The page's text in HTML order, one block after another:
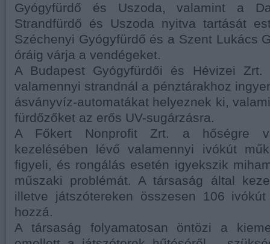
Gyógyfürdő és Uszoda, valamint a
Strandfürdő és Uszoda nyitva tartását
Széchenyi Gyógyfürdő és a Szent Lukács
óráig várja a vendégeket.
A Budapest Gyógyfürdői és Hévizei Zrt.
valamennyi strandnál a pénztárakhoz
ásványvíz-automatákat helyeznek ki,
fürdőzőket az erős UV-sugárzásra.
A Főkert Nonprofit Zrt. a hőségre
kezelésében lévő valamennyi ivókút
figyeli, és rongálás esetén igyekszik
műszaki problémát. A társaság által
illetve játszótereken összesen 106
hozzá.
A társaság folyamatosan öntözi a